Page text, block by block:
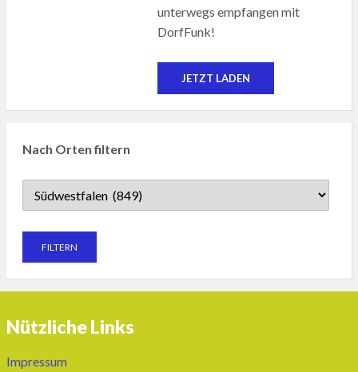
unterwegs empfangen mit
DorfFunk!
JETZT LADEN
Nach Orten filtern
Nützliche Links
Impressum